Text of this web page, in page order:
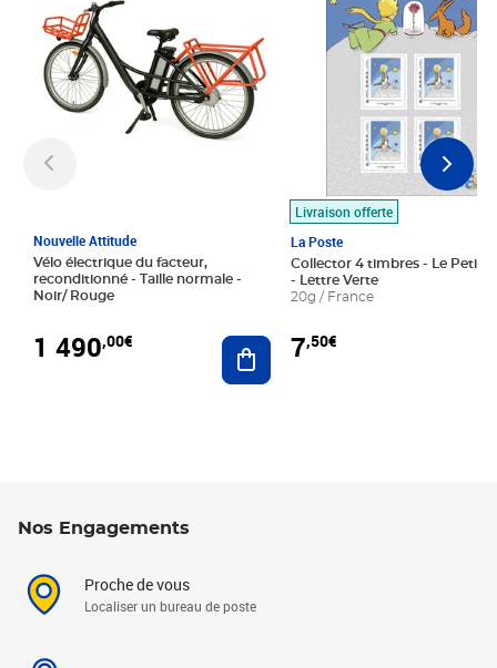
Nouvelle Attitude
Vélo électrique du facteur,
reconditionné - Taille normale -
Noir/ Rouge
1 490,00€ Ajouter au panier
Livraison offerte
La Poste
Collector 4 timbres - Le Petit
- Lettre Verte
20g / France
7,50€
Nos Engagements
Proche de vous
Localiser un bureau de poste